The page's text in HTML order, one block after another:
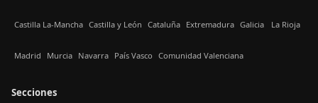
Castilla La-Mancha Castilla y León Cataluña Extremadura Galicia La Rioja
Madrid Murcia Navarra País Vasco Comunidad Valenciana
Secciones